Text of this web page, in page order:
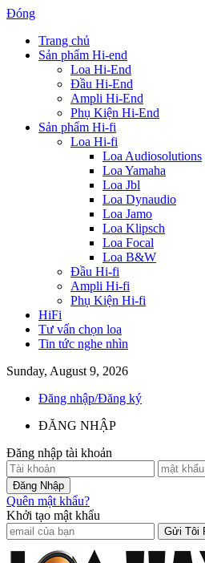
Đóng
Trang chủ
Sản phẩm Hi-end
Loa Hi-End
Đầu Hi-End
Ampli Hi-End
Phụ Kiện Hi-End
Sản phẩm Hi-fi
Loa Hi-fi
Loa Audiosolutions
Loa Yamaha
Loa Jbl
Loa Dynaudio
Loa Jamo
Loa Klipsch
Loa Focal
Loa B&W
Đầu Hi-fi
Ampli Hi-fi
Phụ Kiện Hi-fi
HiFi
Tư vấn chọn loa
Tin tức nghe nhìn
Sunday, August 9, 2026
Đăng nhập/Đăng ký
ĐĂNG NHẬP
Đăng nhập tài khoản
Quên mật khẩu?
Khởi tạo mật khẩu